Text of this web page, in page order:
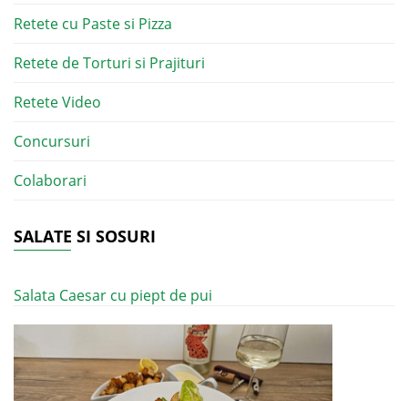
Retete cu Paste si Pizza
Retete de Torturi si Prajituri
Retete Video
Concursuri
Colaborari
SALATE SI SOSURI
Salata Caesar cu piept de pui